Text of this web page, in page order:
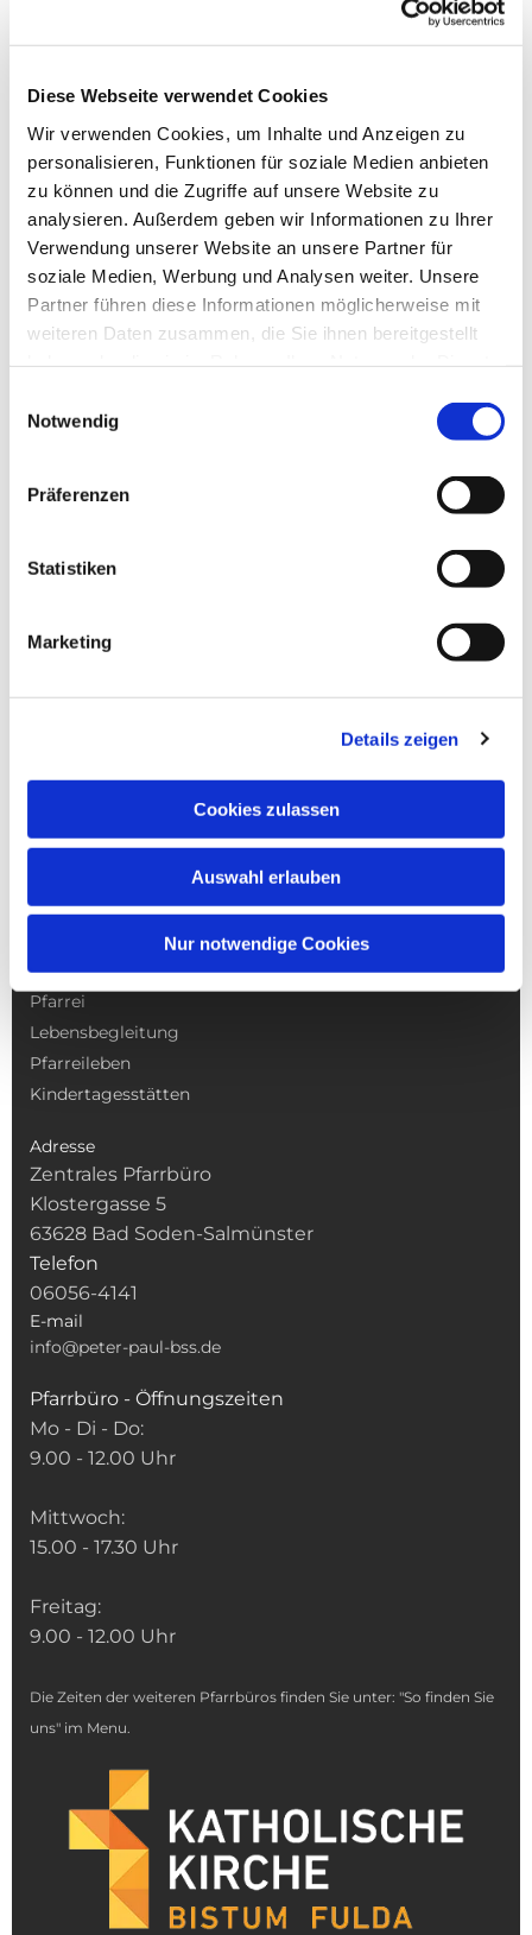
Diese Webseite verwendet Cookies
Wir verwenden Cookies, um Inhalte und Anzeigen zu
personalisieren, Funktionen für soziale Medien anbieten
zu können und die Zugriffe auf unsere Website zu
analysieren. Außerdem geben wir Informationen zu Ihrer
Verwendung unserer Website an unsere Partner für
soziale Medien, Werbung und Analysen weiter. Unsere
Partner führen diese Informationen möglicherweise mit
weiteren Daten zusammen, die Sie ihnen bereitgestellt
Notwendig
Präferenzen
Statistiken
Marketing
Details zeigen
Cookies zulassen
Auswahl erlauben
Nur notwendige Cookies
Dies könnte Sie auch
interessieren
Gottesdienste
Pfarrei
Lebensbegleitung
Pfarreileben
Kindertagesstätten
Adresse
Zentrales Pfarrbüro
Klostergasse 5
63628 Bad Soden-Salmünster
Telefon
06056-4141
E-mail
info@peter-paul-bss.de
Pfarrbüro - Öffnungszeiten
Mo - Di - Do:
9.00 - 12.00 Uhr
Mittwoch:
15.00 - 17.30 Uhr
Freitag:
9.00 - 12.00 Uhr
Die Zeiten der weiteren Pfarrbüros finden Sie unter: "So finden Sie
uns" im Menu.